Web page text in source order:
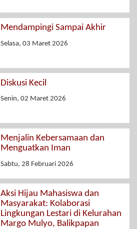
Mendampingi Sampai Akhir
Selasa, 03 Maret 2026
Diskusi Kecil
Senin, 02 Maret 2026
Menjalin Kebersamaan dan
Menguatkan Iman
Sabtu, 28 Februari 2026
Aksi Hijau Mahasiswa dan
Masyarakat: Kolaborasi
Lingkungan Lestari di Kelurahan
Margo Mulyo, Balikpapan